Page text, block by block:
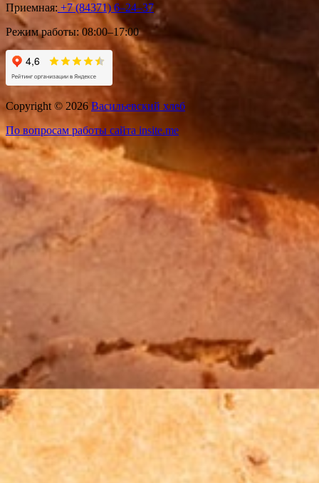
Приемная: +7 (84371) 6‒24‒37
Режим работы:08:00–17:00
Copyright © 2026 Васильевский хлеб
По вопросам работы сайта insite.me